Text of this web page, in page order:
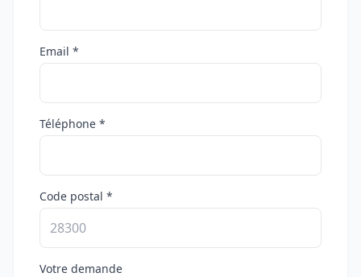
Email *
Téléphone *
Code postal *
Votre demande